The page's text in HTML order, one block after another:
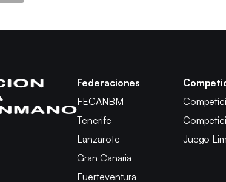
Federaciones
FECANBM
Tenerife
Lanzarote
Gran Canaria
Fuerteventura
Juego